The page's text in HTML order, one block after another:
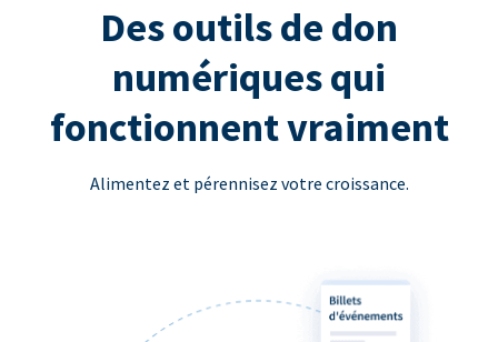
Des outils de don
numériques qui
fonctionnent vraiment
Alimentez et pérennisez votre croissance.